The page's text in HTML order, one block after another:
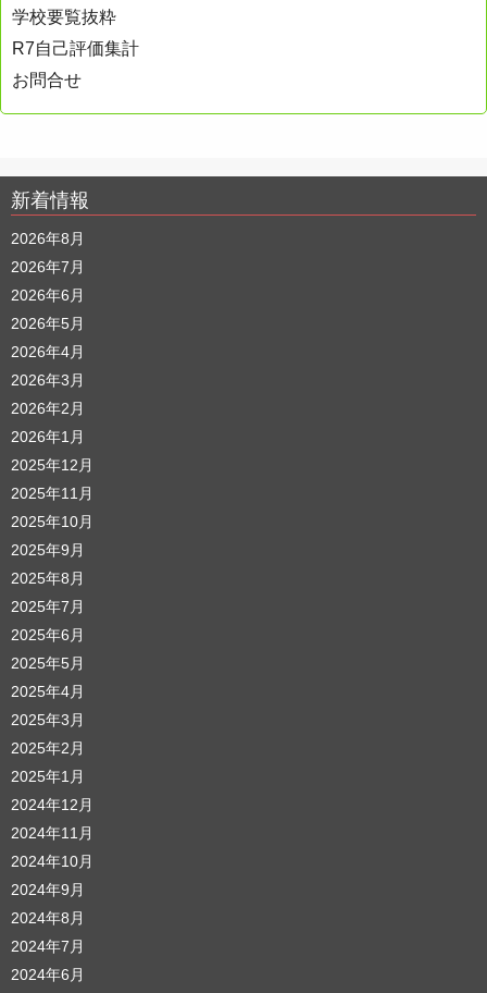
学校要覧抜粋
R7自己評価集計
お問合せ
新着情報
2026年8月
2026年7月
2026年6月
2026年5月
2026年4月
2026年3月
2026年2月
2026年1月
2025年12月
2025年11月
2025年10月
2025年9月
2025年8月
2025年7月
2025年6月
2025年5月
2025年4月
2025年3月
2025年2月
2025年1月
2024年12月
2024年11月
2024年10月
2024年9月
2024年8月
2024年7月
2024年6月